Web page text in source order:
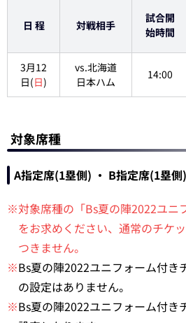
日 程 対戦相手
試合開
始時間
3月12
日(日)
vs.北海道
日本ハム
14:00
対象席種
A指定席(1塁側) ・ B指定席(1塁側)
※対象席種の「Bs夏の陣2022ユニ
をお求めください、通常のチケ
つきません。
※Bs夏の陣2022ユニフォーム付き
の設定はありません。
※Bs夏の陣2022ユニフォーム付き